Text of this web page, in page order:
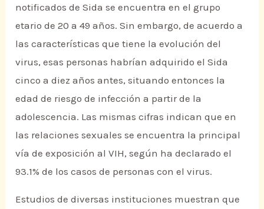
notificados de Sida se encuentra en el grupo
etario de 20 a 49 años. Sin embargo, de acuerdo a
las características que tiene la evolución del
virus, esas personas habrían adquirido el Sida
cinco a diez años antes, situando entonces la
edad de riesgo de infección a partir de la
adolescencia. Las mismas cifras indican que en
las relaciones sexuales se encuentra la principal
vía de exposición al VIH, según ha declarado el
93.1% de los casos de personas con el virus.
Estudios de diversas instituciones muestran que